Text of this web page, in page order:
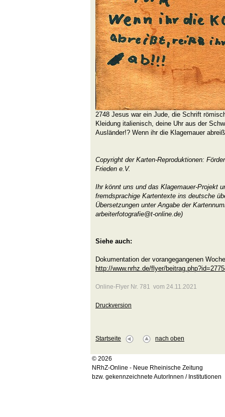
2748 Jesus war ein Jude, die Schrift
Kleidung italienisch, deine Uhr aus der
Ausländer!? Wenn ihr die Klagemauer
Copyright der Karten-Reproduktionen:
Frieden e.V.
Ihr könnt uns und das Klagemauer-Projekt
fremdsprachige Kartentexte ins deutsche
Übersetzungen unter Angabe der
arbeiterfotografie@t-online.de)
Siehe auch:
Dokumentation der vorangegangenen
http://www.nrhz.de/flyer/
Online-Flyer Nr. 781 vom 24.11.2021
Druckversion
Startseite nach oben
© 2026
NRhZ-Online - Neue Rheinische Zeitung
bzw. gekennzeichnete AutorInnen / Institutionen